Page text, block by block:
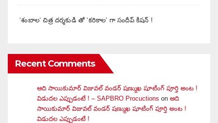
‘శంబాల’ చిత్ర దర్శకుడి తో ‘కరికాల’ గా సందీప్ కిషన్ !
Recent Comments
ఆది సాయికుమార్ విజువ‌ల్ వండ‌ర్ ష‌ణ్ముఖ షూటింగ్ పూర్తి అంట !
విడుదల ఎప్పుడంటే ! – SAPBRO Procuctions on ఆది
సాయికుమార్ విజువ‌ల్ వండ‌ర్ ష‌ణ్ముఖ షూటింగ్ పూర్తి అంట !
విడుదల ఎప్పుడంటే !